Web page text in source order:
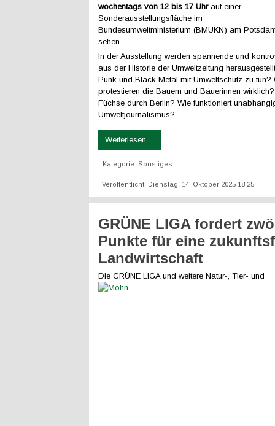
wochentags von 12 bis 17 Uhrauf einer
Sonderausstellungsfläche im
Bundesumweltministerium (BMUKN) am
sehen.
In der Ausstellung werden spannende und
aus der Historie der Umweltzeitung
Punk und Black Metal mit Umweltschutz zu tun?
protestieren die Bauern und Bäuerinnen
Füchse durch Berlin? Wie funktioniert
Umweltjournalismus?
Weiterlesen ...
Kategorie: Sonstiges
Veröffentlicht: Dienstag, 14. Oktober 2025 18:25
GRÜNE LIGA fordert
Punkte für eine
Landwirtschaft
Die GRÜNE LIGA und weitere Natur-, Tier- und